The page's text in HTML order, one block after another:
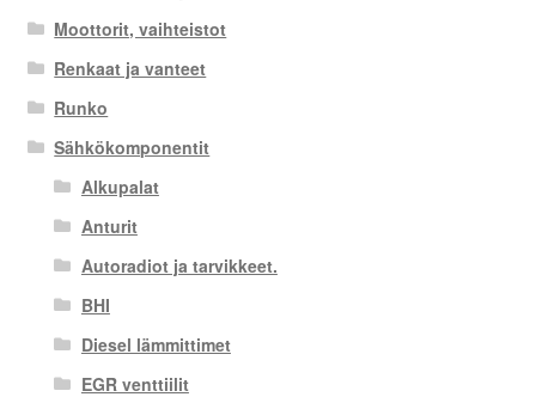
Moottorit, vaihteistot
Renkaat ja vanteet
Runko
Sähkökomponentit
Alkupalat
Anturit
Autoradiot ja tarvikkeet.
BHI
Diesel lämmittimet
EGR venttiilit